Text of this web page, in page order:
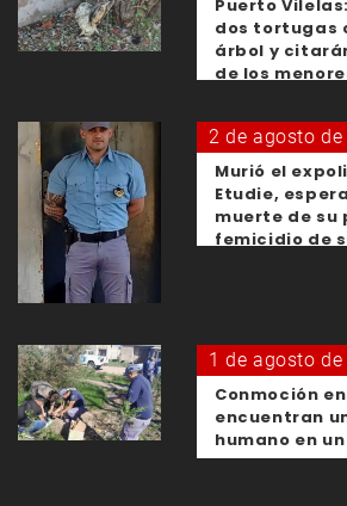
Puerto
dos tortugas
árbol y
de los
2 de agosto de
Murió el
Etudie,
muerte de su
femicidio de
1 de agosto de
Conmoción
encuentran
humano en